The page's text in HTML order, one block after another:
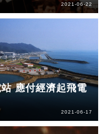
2021-06-22
應付經濟起飛電
2021-06-17